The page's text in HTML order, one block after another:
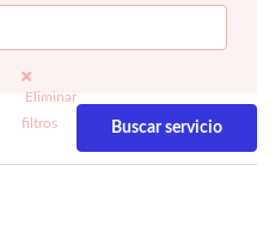
Eliminar
filtros